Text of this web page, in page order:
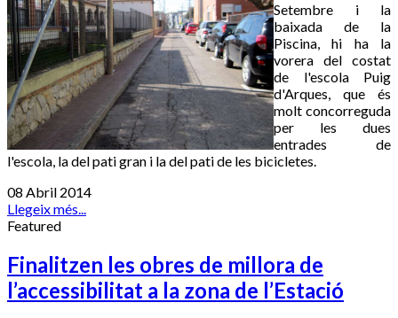
Setembre i la
baixada de la
Piscina, hi ha la
vorera del costat
de l'escola Puig
d'Arques, que és
molt concorreguda
per les dues
entrades de
l'escola, la del pati gran i la del pati de les bicicletes.
08 Abril 2014
Llegeix més...
Featured
Finalitzen les obres de millora de
l’accessibilitat a la zona de l’Estació